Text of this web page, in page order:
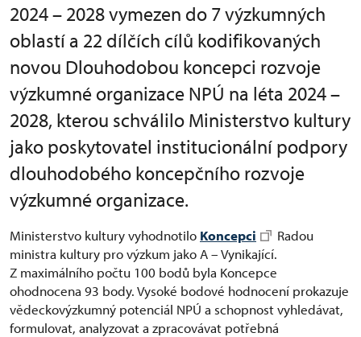
2024 – 2028 vymezen do 7 výzkumných
oblastí a 22 dílčích cílů kodifikovaných
novou Dlouhodobou koncepci rozvoje
výzkumné organizace NPÚ na léta 2024 –
2028, kterou schválilo Ministerstvo kultury
jako poskytovatel institucionální podpory
dlouhodobého koncepčního rozvoje
výzkumné organizace.
Ministerstvo kultury vyhodnotilo Koncepci
Radou
ministra kultury pro výzkum jako A – Vynikající.
Z maximálního počtu 100 bodů byla Koncepce
ohodnocena 93 body. Vysoké bodové hodnocení prokazuje
vědeckovýzkumný potenciál NPÚ a schopnost vyhledávat,
formulovat, analyzovat a zpracovávat potřebná